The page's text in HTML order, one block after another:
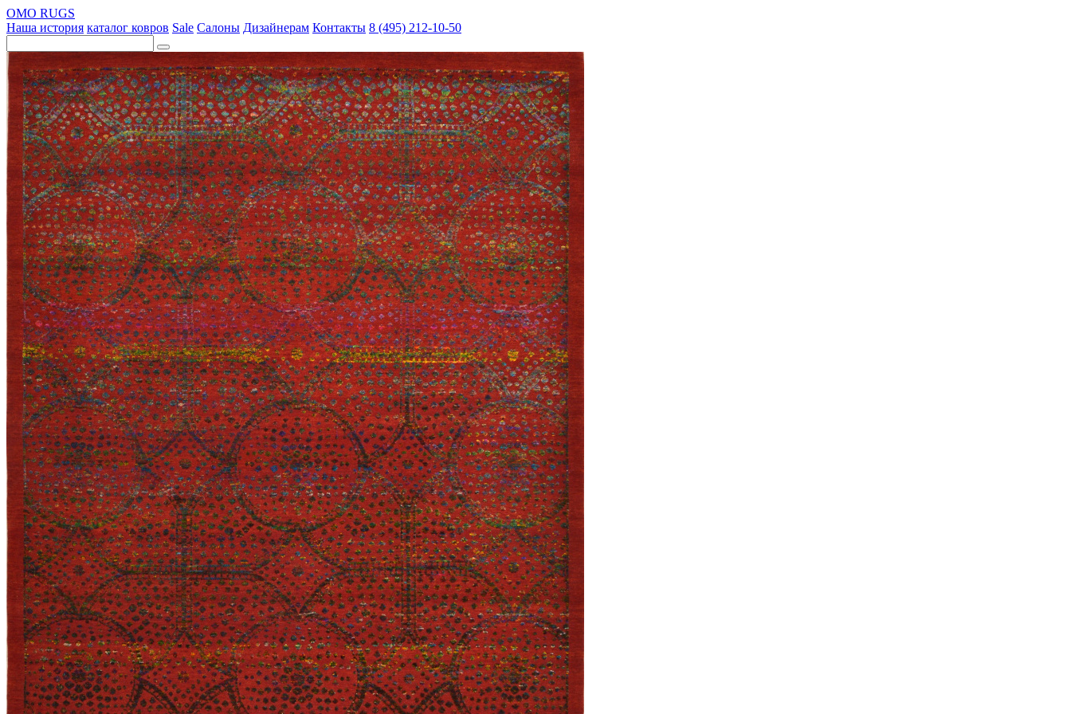
OMO RUGS
Наша история каталог ковров Sale Салоны Дизайнерам Контакты 8 (495) 212-10-50